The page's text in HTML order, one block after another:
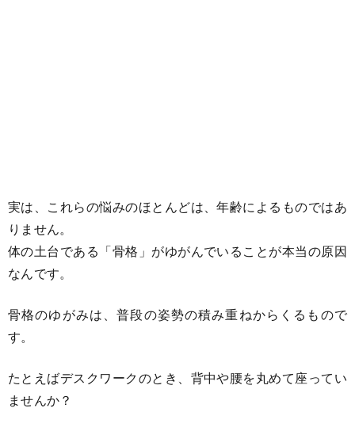
実は、これらの悩みのほとんどは、年齢によるものではあ
りません。
体の土台である「骨格」がゆがんでいることが本当の原因
なんです。
骨格のゆがみは、普段の姿勢の積み重ねからくるもので
す。
たとえばデスクワークのとき、背中や腰を丸めて座ってい
ませんか？